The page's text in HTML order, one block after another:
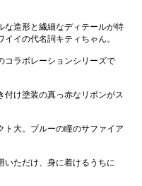
な造形と繊細なディテールが特
イの代名詞キティちゃん。
コラボレーションシリーズで
付け塗装の真っ赤なリボンがス
ト大。ブルーの瞳のサファイア
いただけ、身に着けるうちに